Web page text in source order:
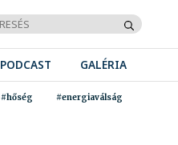
PODCAST GALÉRIA
#hőség #energiaválság